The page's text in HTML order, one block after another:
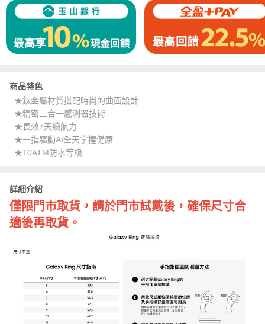
商品特色
★鈦金屬材質搭配時尚的曲面設計
★精密三合一感測器技術
★長效7天續航力
★一指驅動AI全天掌握健康
★10ATM防水等級
詳細介紹
僅限門市取貨，請於門市試戴後，確保尺寸合
適後再取貨。